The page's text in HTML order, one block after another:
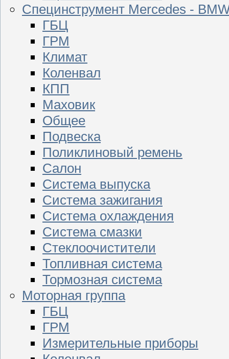
Специнструмент Mercedes -
ГБЦ
ГРМ
Климат
Коленвал
КПП
Маховик
Общее
Подвеска
Поликлиновый ремень
Салон
Система выпуска
Система зажигания
Система охлаждения
Система смазки
Стеклоочистители
Топливная система
Тормозная система
Моторная группа
ГБЦ
ГРМ
Измерительные приборы